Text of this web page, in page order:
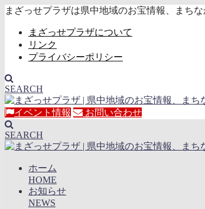
まざっせプラザは県中地域のお宝情報、まち
まざっせプラザについて
リンク
プライバシーポリシー
SEARCH
イベント情報 お問い合わせ
SEARCH
ホーム
HOME
お知らせ
NEWS